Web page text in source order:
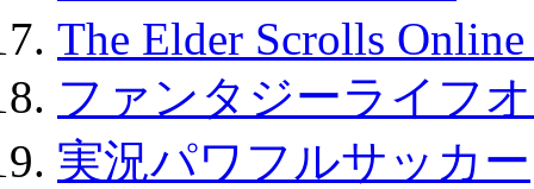
The Elder Scrolls
ファンタジーライフ
実況パワフルサッカー